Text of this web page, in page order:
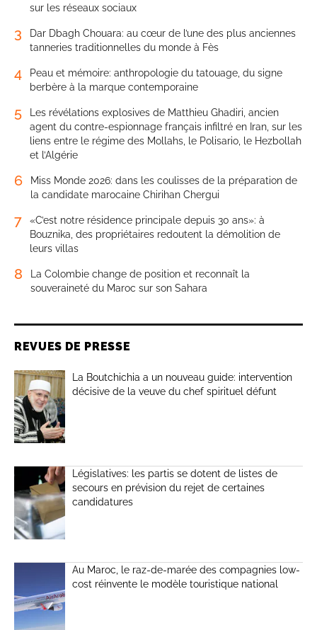
sur les réseaux sociaux
3
Dar Dbagh Chouara: au cœur de l’une des plus anciennes
tanneries traditionnelles du monde à Fès
4
Peau et mémoire: anthropologie du tatouage, du signe
berbère à la marque contemporaine
5
Les révélations explosives de Matthieu Ghadiri, ancien
agent du contre-espionnage français infiltré en Iran, sur les
liens entre le régime des Mollahs, le Polisario, le Hezbollah
et l’Algérie
6
Miss Monde 2026: dans les coulisses de la préparation de
la candidate marocaine Chirihan Chergui
7
«C’est notre résidence principale depuis 30 ans»: à
Bouznika, des propriétaires redoutent la démolition de
leurs villas
8
La Colombie change de position et reconnaît la
souveraineté du Maroc sur son Sahara
REVUES DE PRESSE
La Boutchichia a un nouveau guide: intervention
décisive de la veuve du chef spirituel défunt
Législatives: les partis se dotent de listes de
secours en prévision du rejet de certaines
candidatures
Au Maroc, le raz-de-marée des compagnies low-
cost réinvente le modèle touristique national